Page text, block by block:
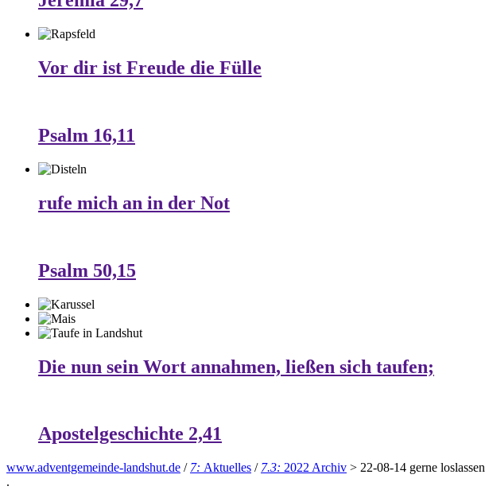
Vor dir ist Freude die Fülle
Psalm 16,11
rufe mich an in der Not
Psalm 50,15
Die nun sein Wort annahmen, ließen sich taufen;
Apostelgeschichte 2,41
www.adventgemeinde-landshut.de / 7: Aktuelles / 7.3: 2022 Archiv > 22-08-14 gerne loslassen
.